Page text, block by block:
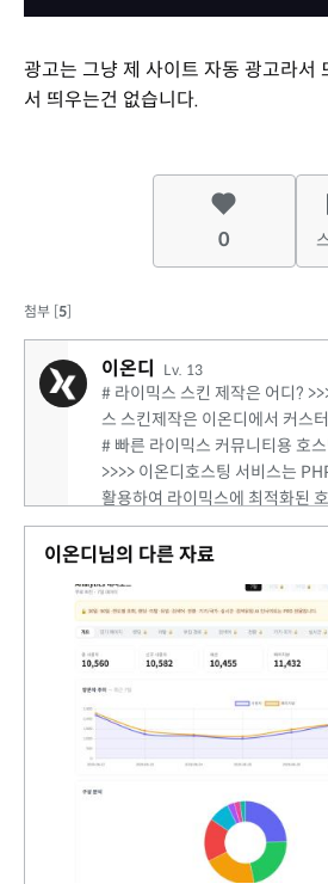
광고는 그냥 제 사이트 자동 광고라서
서 띄우는건 없습니다.
0
첨부 [5]
이온디 Lv. 13
# 라이믹스 스킨 제작은 어디?
스 스킨제작은 이온디에서 커스
# 빠른 라이믹스 커뮤니티용 호
>>>> 이온디호스팅 서비스는
활용하여 라이믹스에 최적화된
립니다. (서버세팅시 웹패널, 내
구축해드립니다.)
이온디님의 다른 자료